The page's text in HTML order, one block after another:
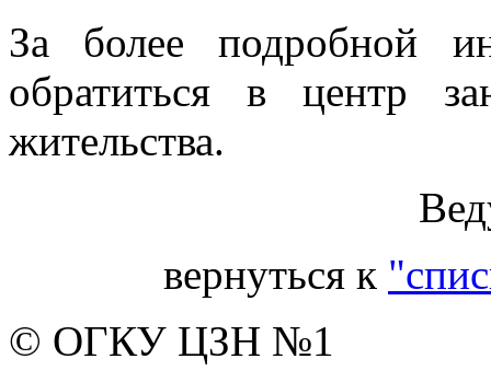
За более подробной
обратиться в центр
жительства.
вернуться к
© ОГКУ ЦЗН №1